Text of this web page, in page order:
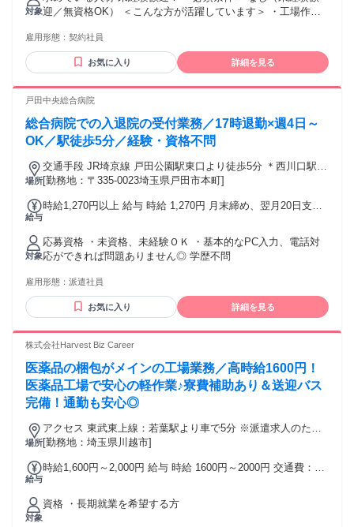
支払われるその他手当金額：なし ◆昇給あり ◆賞与年2回
【各種手当について】 ◆皆勤手当（3,000～5,000円／月） ◆
シフト手当（土日祝：2,000円／日） ◆残業手当 (8時間を超
◆病児保育料補助手当
対象迎／無資格OK） ＜こんな方が活躍しています＞ ・工場作業
転職してきた30代スタッフ ・コツコツ作業が得意な40代の主
婦パート経験者 ・夜勤で収入を安定させたいと考えた男性ス
タッフ ・チームで協力しながら働くことに安心感を感じる方
る職場です。 あなたのペースで、少しずつ慣れていけば大丈
雇用形態： 契約社員
お気に入り 詳細を見る
戸田中央総合病院
総合病院での入退院の受付業務／17時退勤×週4日～
OK／駅徒歩5分／経験・資格不問
場所
交通手段 JR埼京線 戸田公園駅東口より徒歩5分 ＊西川口駅、
蕨駅からバスでの通勤も可能
[勤務地：〒335-0023埼玉県戸田市本町]
給与
時給1,270円以上 給与 時給 1,270円 月末締め、翌月20日支払
対象
応募資格 ・未資格、未経験ＯＫ ・基本的なPC入力、電話対
応ができれば問題ありません◎ 学歴不問
雇用形態： 派遣社員
お気に入り 詳細を見る
株式会社Harvest Biz Career
医薬品の梱包がメインの工場業務／高時給1600円！
医薬品工場で安心の軽作業♪寮費補助あり＆送迎バス
完備！通勤も安心◎
場所
アクセス 東武東上線：若葉駅より車で5分 ※派遣求人のため
地図情報は市役所などの位置になっております。ご了承くだ
[勤務地：埼玉県川越市]
給与
時給1,600円～2,000円 給与 時給 1600円～2000円 交通費：交
対象
資格 ・長期就業を希望する方